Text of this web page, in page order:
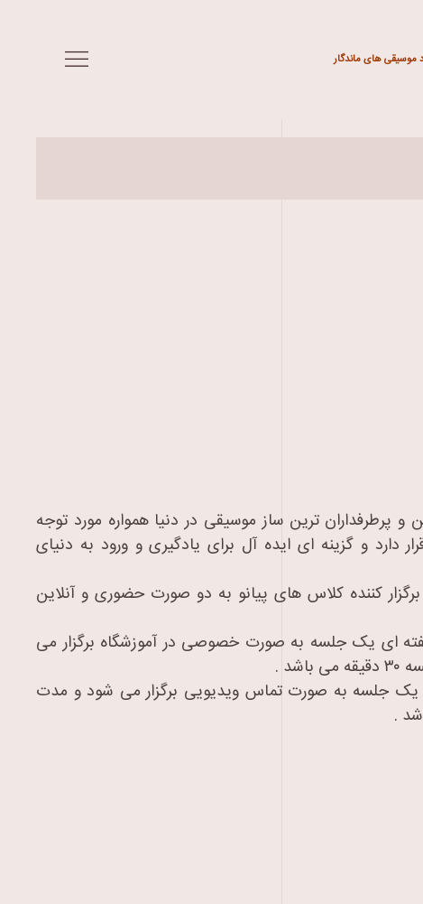
موسیقی های ماندگار
و پرطرفداران ترین ساز موسیقی در دنیا همواره مورد توجه
دارد و گزینه ای ایده آل برای یادگیری و ورود به دنیای
کننده کلاس های پیانو به دو صورت حضوری و آنلاین
ای یک جلسه به صورت خصوصی در آموزشگاه برگزار می
.
یک جلسه به صورت تماس ویدیویی برگزار می شود و مدت